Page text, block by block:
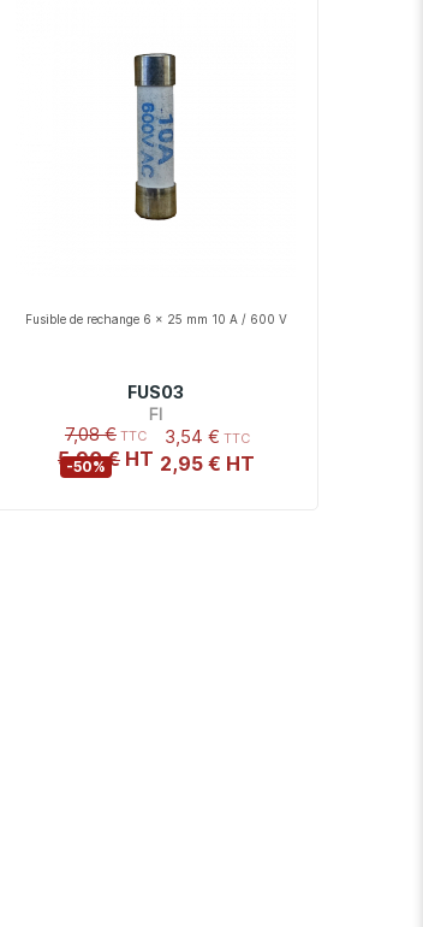
Fusible de rechange 6 x 25 mm 10 A / 600 V
FUS03
FI
3,54 €
2,95 €
7,08 €
5,90 €
-50%